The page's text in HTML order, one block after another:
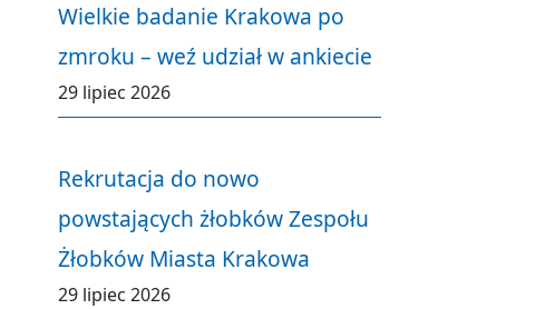
Wielkie badanie Krakowa po
zmroku – weź udział w ankiecie
29 lipiec 2026
Rekrutacja do nowo
powstających żłobków Zespołu
Żłobków Miasta Krakowa
29 lipiec 2026